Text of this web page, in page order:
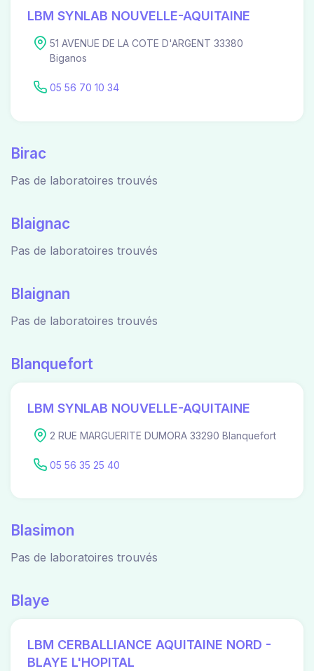
LBM SYNLAB NOUVELLE-AQUITAINE
51 AVENUE DE LA COTE D'ARGENT 33380
Biganos
05 56 70 10 34
Birac
Pas de laboratoires trouvés
Blaignac
Pas de laboratoires trouvés
Blaignan
Pas de laboratoires trouvés
Blanquefort
LBM SYNLAB NOUVELLE-AQUITAINE
2 RUE MARGUERITE DUMORA 33290 Blanquefort
05 56 35 25 40
Blasimon
Pas de laboratoires trouvés
Blaye
LBM CERBALLIANCE AQUITAINE NORD -
BLAYE L'HOPITAL